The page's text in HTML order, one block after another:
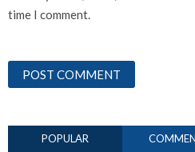
time I comment.
POPULAR